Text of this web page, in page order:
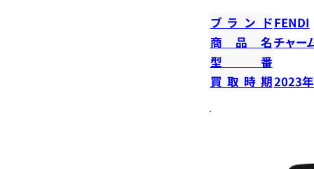
ブランドFENDI
商品名チャー
型番
買取時期2023